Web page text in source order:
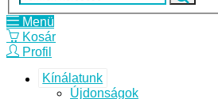
Menü
Kosár
Profil
Kínálatunk
Újdonságok